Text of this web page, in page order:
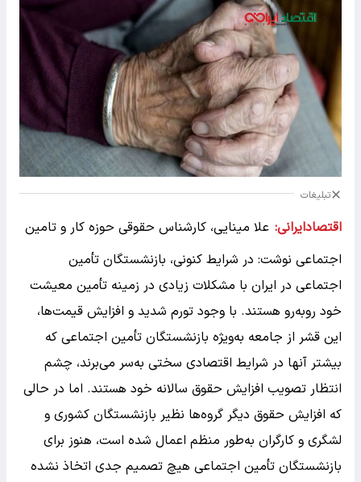
تبلیغات
اقتصادایرانی: علا مینایی، کارشناس حقوقی حوزه کار و تامین
اجتماعی نوشت: در شرایط کنونی، بازنشستگان تأمین
اجتماعی در ایران با مشکلات زیادی در زمینه تأمین معیشت
خود روبه‌رو هستند. با وجود تورم شدید و افزایش قیمت‌ها،
این قشر از جامعه به‌ویژه بازنشستگان تأمین اجتماعی که
بیشتر آنها در شرایط اقتصادی سختی به‌سر می‌برند، چشم
انتظار تصویب افزایش حقوق سالانه خود هستند. اما در حالی
که افزایش حقوق دیگر گروه‌ها نظیر بازنشستگان کشوری و
لشگری و کارگران به‌طور منظم اعمال شده است، هنوز برای
بازنشستگان تأمین اجتماعی هیچ تصمیم جدی اتخاذ نشده